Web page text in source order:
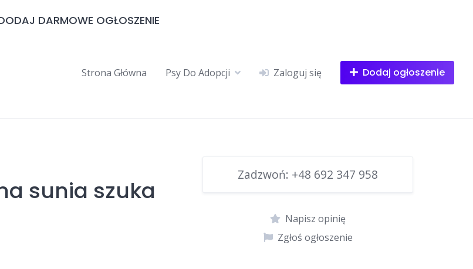
DARMOWE OGŁOSZENIE
Strona Główna Psy Do Adopcji Zaloguj się Dodaj ogłoszenie
sunia szuka
Zadzwoń: +48 692 347 958
Napisz opinię
Zgłoś ogłoszenie